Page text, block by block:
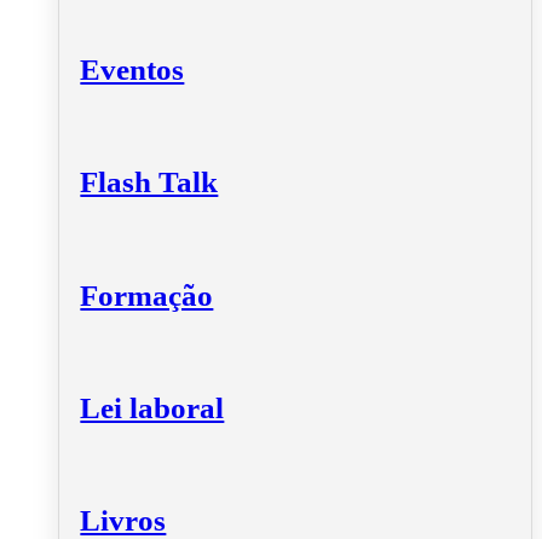
Eventos
Flash Talk
Formação
Lei laboral
Livros